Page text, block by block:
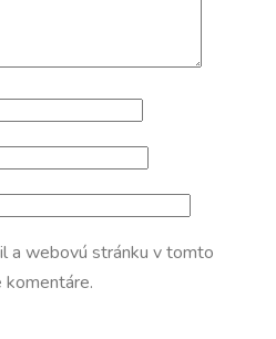
a webovú stránku v tomto
komentáre.